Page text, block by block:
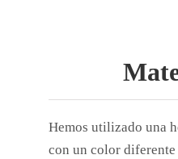
Hemos utilizado una
con un color diferente